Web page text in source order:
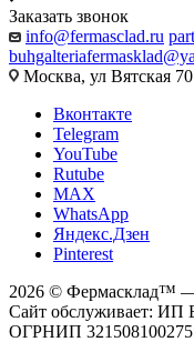
Заказать звонок
info@fermasclad.ru
Москва, ул Вятская 70
Вконтакте
Telegram
YouTube
Rutube
MAX
WhatsApp
Яндекс.Дзен
Pinterest
2026 © Фермасклад™ —
Сайт обслуживает: ИП
ОГРНИП